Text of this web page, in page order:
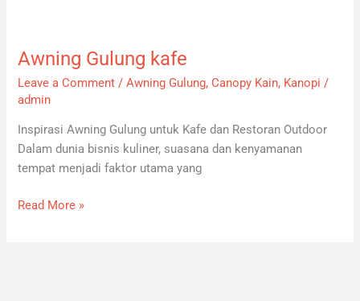
Awning Gulung kafe
Leave a Comment /Awning Gulung,Canopy Kain, Kanopi /
admin
Inspirasi Awning Gulung untuk Kafe dan Restoran Outdoor
Dalam dunia bisnis kuliner, suasana dan kenyamanan
tempat menjadi faktor utama yang
Awning
Gulung
kafe
Read More »